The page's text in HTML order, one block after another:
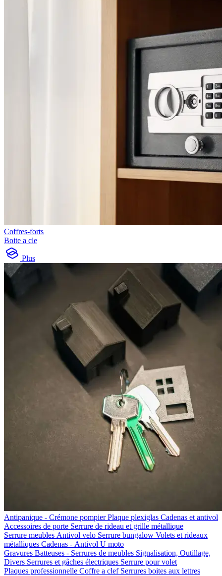
Coffres-forts
Boite a cle
Plus
Antipanique - Crémone pompierPlaque plexiglas Cadenas et antivol
Accessoires de porte Serrure de rideau et grille métallique
Serrure meubles Antivol velo Serrure bungalow Volets et rideaux
métalliques Cadenas - Antivol U moto
Gravures Batteuses - Serrures de meubles Signalisation, Outillage,
Divers Serrures et gâches électriques Serrure pour volet
Plaques professionnelle Coffre a clef Serrures boites aux lettres